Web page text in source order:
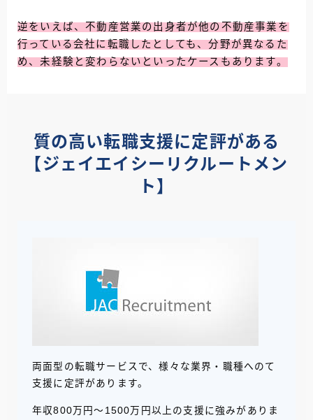
逆をいえば、不動産営業の出身者が他の不動産事業を
行っている会社に転職したとしても、分野が異なるた
め、未経験と変わらないといったケースもあります。
質の高い転職支援に定評がある
【ジェイエイシーリクルートメン
ト】
両面型の転職サービスで、様々な業界・職種へのて
支援に定評があります。
年収800万円～1500万円以上の支援に強みがありま